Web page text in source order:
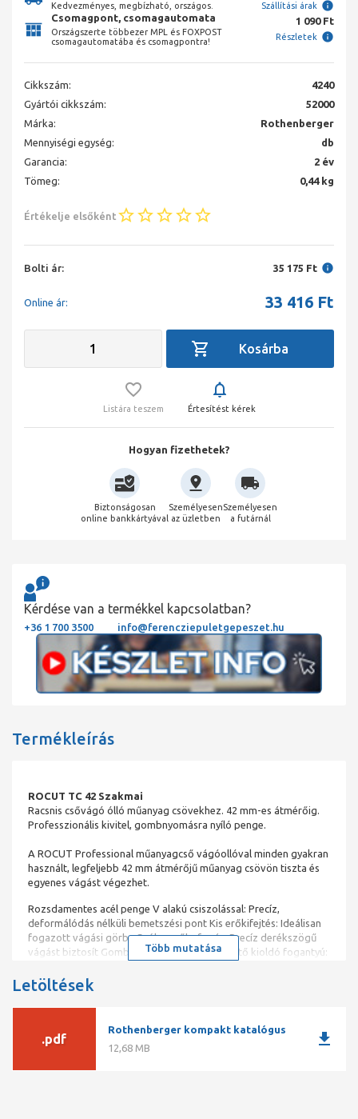
Kedvezményes, megbízható, országos. Szállítási árak
Csomagpont, csomagautomata
Országszerte többezer MPL és FOXPOST
csomagautomatába és csomagpontra!
1 090 Ft
Részletek
Cikkszám:
4240
Gyártói cikkszám:
52000
Márka:
Rothenberger
Mennyiségi egység:
db
Garancia:
2 év
Tömeg:
0,44 kg
Értékelje elsőként
Bolti ár: 35 175 Ft
Online ár: 33 416 Ft
Listára teszem Értesítést kérek
Hogyan fizethetek?
Biztonságosan
online bankkártyával
Személyesen
az üzletben
Személyesen
a futárnál
Kérdése van a termékkel kapcsolatban?
+36 1 700 3500 info@ferencziepuletgepeszet.hu
Termékleírás
ROCUT TC 42 Szakmai
Racsnis csővágó ólló műanyag csövekhez. 42 mm-es átmérőig.
Professzionális kivitel, gombnyomásra nyíló penge.
A ROCUT Professional műanyagcső vágóollóval minden gyakran
használt, legfeljebb 42 mm átmérőjű műanyag csövön tiszta és
egyenes vágást végezhet.
Rozsdamentes acél penge V alakú csiszolással: Precíz,
deformálódás nélküli bemetszési pont Kis erőkifejtés: Ideálisan
fogazott vágási görbe Széles csőbefogás: Precíz derékszögű
vágást biztosít Gombnyomással működtethető kioldó fogantyú:
Gumírozott markolat: A biztos, megcsúszásmentes tartáshoz
csukható
Több mutatása
Letöltések
.pdf
Rothenberger kompakt katalógus
12,68 MB
download